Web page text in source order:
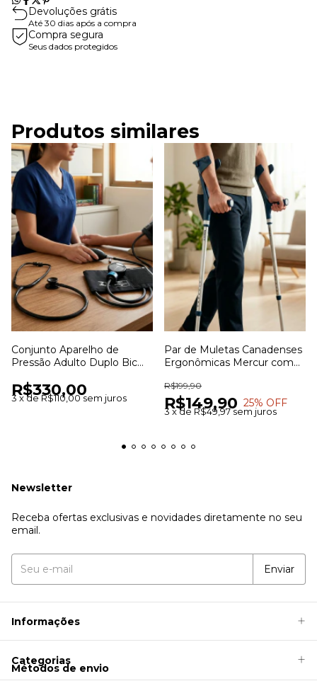
Devoluções grátis
Até 30 dias após a compra
Compra segura
Seus dados protegidos
Produtos similares
Conjunto Aparelho de
Pressão Adulto Duplo Bic
Arterial
R$330,00
3 xdeR$110,00sem juros
Par de Muletas Canadenses
Ergonômicas Mercur com
R$149,90
R$199,90
25% OFF
3 xde R$49,97sem juros
Newsletter
Receba ofertas exclusivas e novidades diretamente no seu
email.
Informações
Categorias
Métodos de envio